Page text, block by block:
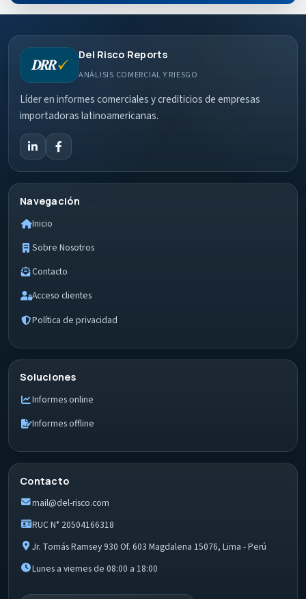
Del Risco Reports
ANÁLISIS COMERCIAL Y RIESGO
Líder en informes comerciales y crediticios de empresas
importadoras latinoamericanas.
Navegación
Inicio
Sobre Nosotros
Contacto
Acceso clientes
Política de privacidad
Soluciones
Informes online
Informes offline
Contacto
mail@del-risco.com
RUC N° 20504166318
Jr. Tomás Ramsey 930 Of. 603 Magdalena 15076, Lima - Perú
Lunes a viernes de 08:00 a 18:00